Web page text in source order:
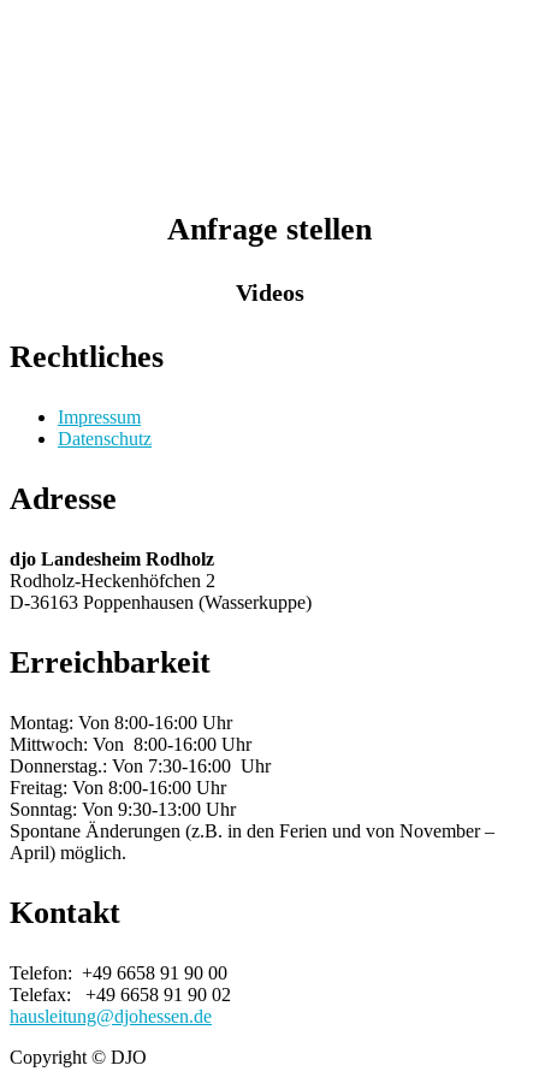
Anfrage stellen
Videos
Rechtliches
Impressum
Datenschutz
Adresse
djo Landesheim Rodholz
Rodholz-Heckenhöfchen 2
D-36163 Poppenhausen (Wasserkuppe)
Erreichbarkeit
Montag: Von 8:00-16:00 Uhr
Mittwoch: Von 8:00-16:00 Uhr
Donnerstag.: Von 7:30-16:00 Uhr
Freitag: Von 8:00-16:00 Uhr
Sonntag: Von 9:30-13:00 Uhr
Spontane Änderungen (z.B. in den Ferien und von November –
April) möglich.
Kontakt
Telefon: +49 6658 91 90 00
Telefax: +49 6658 91 90 02
hausleitung@djohessen.de
Copyright © DJO